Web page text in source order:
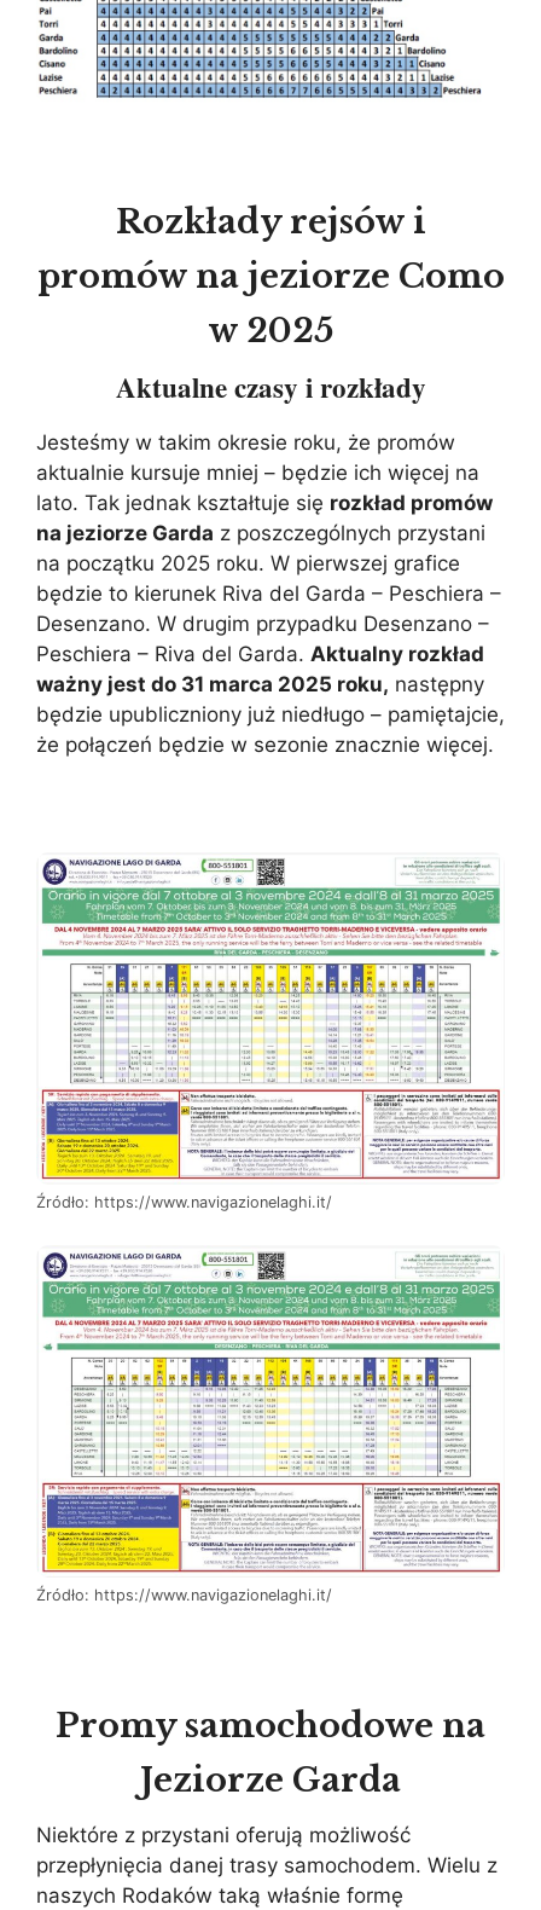
Rozkłady rejsów i
promów na jeziorze Como
w 2025
Aktualne czasy i rozkłady
Jesteśmy w takim okresie roku, że promów
aktualnie kursuje mniej – będzie ich więcej na
lato. Tak jednak kształtuje się rozkład promów
na jeziorze Garda z poszczególnych przystani
na początku 2025 roku. W pierwszej grafice
będzie to kierunek Riva del Garda – Peschiera –
Desenzano. W drugim przypadku Desenzano –
Peschiera – Riva del Garda. Aktualny rozkład
ważny jest do 31 marca 2025 roku, następny
będzie upubliczniony już niedługo – pamiętajcie,
że połączeń będzie w sezonie znacznie więcej.
Źródło: https://www.navigazionelaghi.it/
Źródło: https://www.navigazionelaghi.it/
Promy samochodowe na
Jeziorze Garda
Niektóre z przystani oferują możliwość
przepłynięcia danej trasy samochodem. Wielu z
naszych Rodaków taką właśnie formę